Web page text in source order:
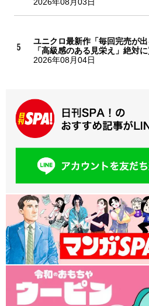
ユニクロ最新作「毎回完売が出
「高級感のある見栄え」絶対
2026年08月04日